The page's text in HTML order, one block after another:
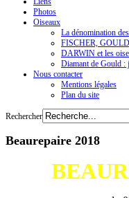
Photos
Oiseaux
La dénomination
FISCHER,
DARWIN et les
Diamant de Gould :
Nous contacter
Mentions légales
Plan du site
Rechercher
Beaurepaire 2018